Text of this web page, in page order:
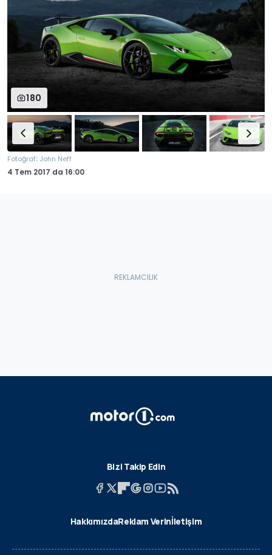
180
Fotoğraf: John Neff
4 Tem 2017 da 16:00
Bizi Takip Edin
HakkımızdaReklam Verinİletişim